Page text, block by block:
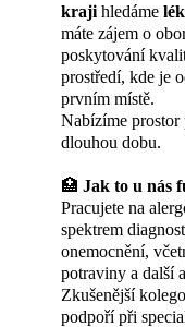
kraji hledáme
máte zájem o
poskytování
prostředí, kde je
prvním místě.
Nabízíme prostor
dlouhou dobu.
🏥 Jak to u nás
Pracujete na
spektrem
onemocnění,
potraviny a další
Zkušenější
podpoří při